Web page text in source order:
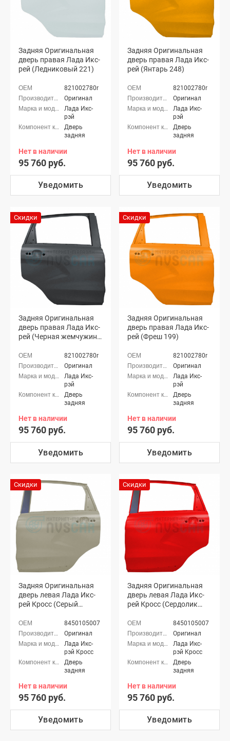
Задняя Оригинальная
дверь правая Лада Икс-
рей (Ледниковый 221)
821002780r
Оригинал
Лада Икс-
рэй
Дверь
задняя
Нет в наличии
95 760 руб.
Уведомить
Задняя Оригинальная
дверь правая Лада Икс-
рей (Янтарь 248)
821002780r
Оригинал
Лада Икс-
рэй
Дверь
задняя
Нет в наличии
95 760 руб.
Уведомить
Скидки
Задняя Оригинальная
дверь правая Лада Икс-
рей (Черная жемчужина
821002780r
Оригинал
Лада Икс-
рэй
Дверь
задняя
Нет в наличии
95 760 руб.
Уведомить
Скидки
Задняя Оригинальная
дверь правая Лада Икс-
рей (Фреш 199)
821002780r
Оригинал
Лада Икс-
рэй
Дверь
задняя
Нет в наличии
95 760 руб.
Уведомить
Скидки
Задняя Оригинальная
дверь левая Лада Икс-
рей Кросс (Серый
8450105007
Оригинал
Лада Икс-
рэй Кросс
Дверь
задняя
Нет в наличии
95 760 руб.
Уведомить
Скидки
Задняя Оригинальная
дверь левая Лада Икс-
рей Кросс (Сердолик
8450105007
Оригинал
Лада Икс-
рэй Кросс
Дверь
задняя
Нет в наличии
95 760 руб.
Уведомить